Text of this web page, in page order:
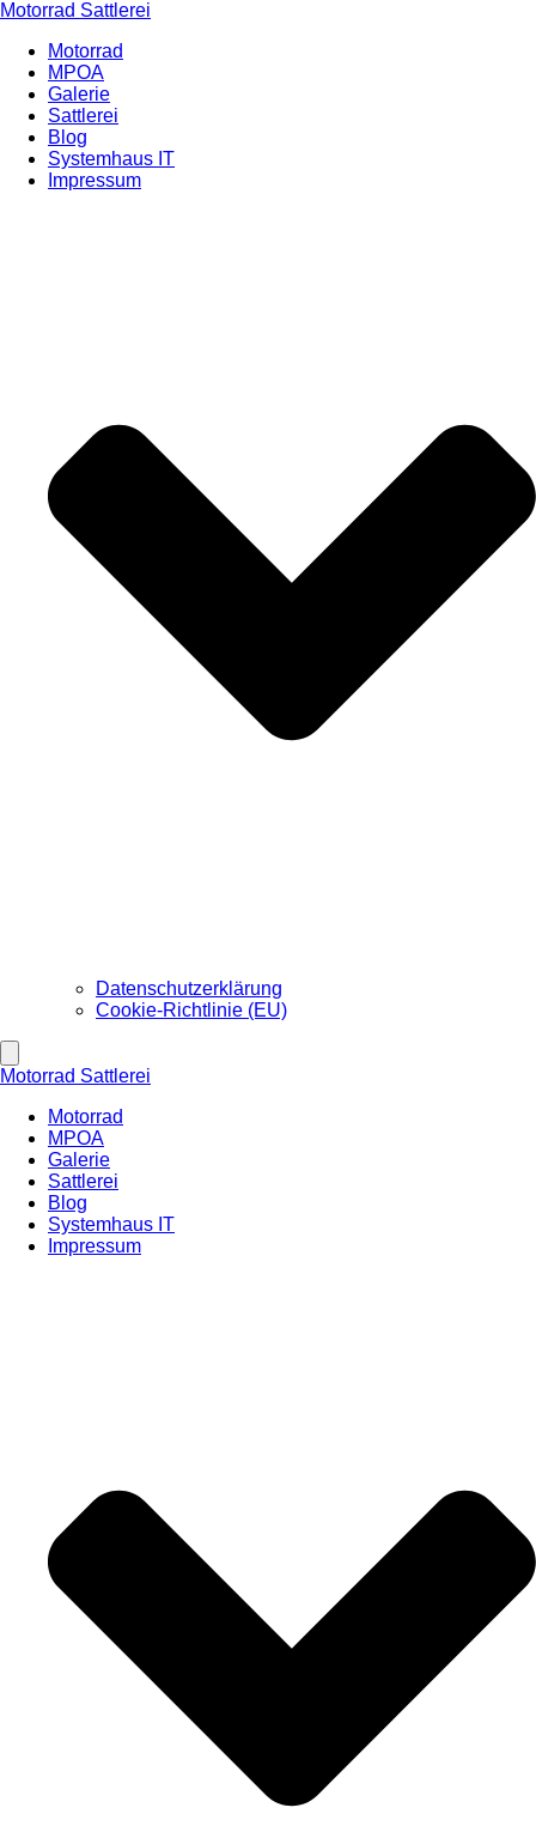
Motorrad Sattlerei
Motorrad
MPOA
Galerie
Sattlerei
Blog
Systemhaus IT
Impressum
Datenschutzerklärung
Cookie-Richtlinie (EU)
Motorrad Sattlerei
Motorrad
MPOA
Galerie
Sattlerei
Blog
Systemhaus IT
Impressum